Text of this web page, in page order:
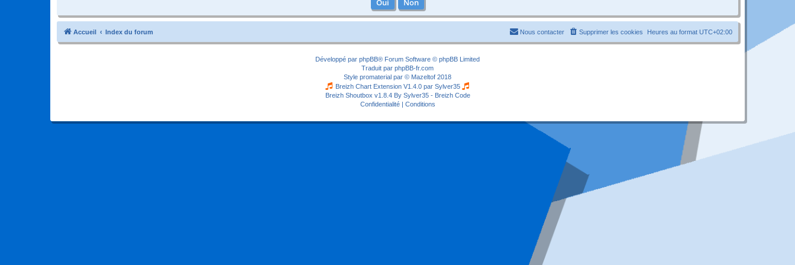
Accueil Index du forum Heures au format UTC+02:00
Supprimer les cookies
Nous contacter
Développé par phpBB® Forum Software © phpBB Limited
Traduit par phpBB-fr.com
Style promaterial par © Mazeltof 2018
Breizh Chart Extension V1.4.0 par Sylver35
Breizh Shoutbox v1.8.4 By Sylver35 - Breizh Code
Confidentialité| Conditions